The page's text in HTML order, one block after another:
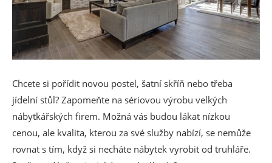
Chcete si pořídit novou postel, šatní skříň nebo třeba
jídelní stůl? Zapomeňte na sériovou výrobu velkých
nábytkářských firem. Možná vás budou lákat nízkou
cenou, ale kvalita, kterou za své služby nabízí, se nemůže
rovnat s tím, když si necháte nábytek vyrobit od truhláře.